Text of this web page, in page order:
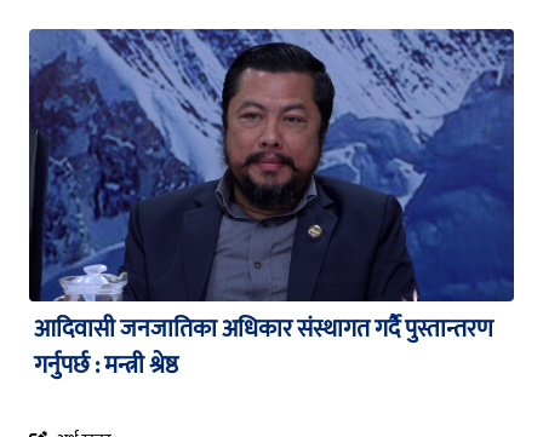
आदिवासी जनजातिका अधिकार संस्थागत गर्दै पुस्तान्तरण
गर्नुपर्छ : मन्त्री श्रेष्ठ